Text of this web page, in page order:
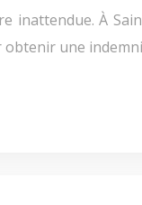
À
obtenir une